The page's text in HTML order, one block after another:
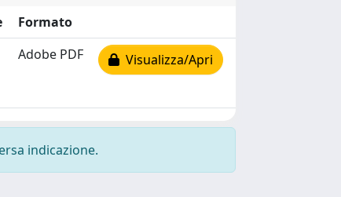
Formato
Adobe PDF Visualizza/Apri
indicazione.